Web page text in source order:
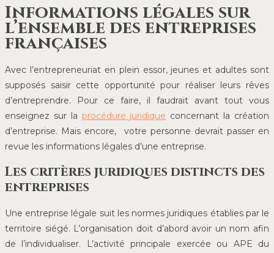
Informations légales sur
l’ensemble des entreprises
françaises
Avec l’entrepreneuriat en plein essor, jeunes et adultes sont
supposés saisir cette opportunité pour réaliser leurs rêves
d’entreprendre. Pour ce faire, il faudrait avant tout vous
enseignez sur la procédure juridique concernant la création
d’entreprise. Mais encore, votre personne devrait passer en
revue les informations légales d’une entreprise.
Les critères juridiques distincts des
entreprises
Une entreprise légale suit les normes juridiques établies par le
territoire siégé. L’organisation doit d’abord avoir un nom afin
de l’individualiser. L’activité principale exercée ou APE du